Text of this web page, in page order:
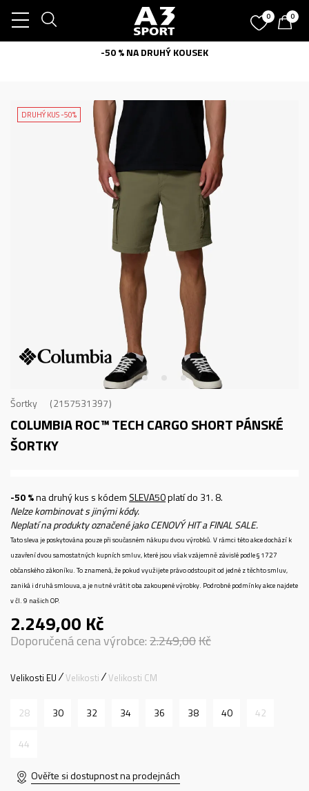
0 0
-50 % NA DRUHÝ KOUSEK
DRUHÝ KUS -50%
Šortky 2157531397
COLUMBIA ROC™ TECH CARGO SHORTPÁNSKÉ
ŠORTKY
-50 %na druhý kus s kódem SLEVA50platí do 31. 8.
Nelze kombinovat s jinými kódy.
Neplatí na produkty označené jako CENOVÝ HIT a FINAL SALE.
Tato sleva je poskytována pouze při současném nákupu dvou výrobků. V rámci této akce dochází k
uzavření dvou samostatných kupních smluv, které jsou však vzájemně závislé podle § 1727
občanského zákoníku. To znamená, že pokud využijete právo odstoupit od jedné z těchto smluv,
zaniká i druhá smlouva, a je nutné vrátit oba zakoupené výrobky. Podrobné podmínky akce najdete
v čl. 9 našich OP.
2.249,00 Kč
Doporučená cena výrobce:2.249,00Kč
Velikosti EU Velikosti Velikosti CM
28 30 32 34 36 38 40 42
44
Ověřte si dostupnost na prodejnách